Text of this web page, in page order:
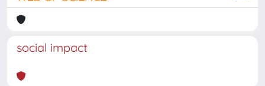
social impact